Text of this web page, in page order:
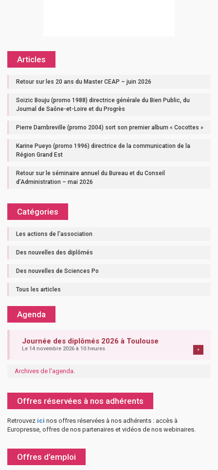
Articles
Retour sur les 20 ans du Master CEAP – juin 2026
Soizic Bouju (promo 1988) directrice générale du Bien Public, du
Journal de Saône-et-Loire et du Progrès
Pierre Dambreville (promo 2004) sort son premier album « Cocottes »
Karine Pueyo (promo 1996) directrice de la communication de la
Région Grand Est
Retour sur le séminaire annuel du Bureau et du Conseil
d’Administration – mai 2026
Catégories
Les actions de l'association
Des nouvelles des diplômés
Des nouvelles de Sciences Po
Tous les articles
Agenda
Journée des diplômés 2026 à Toulouse
Le 14 novembre 2026 à 10 heures +
Archives de l'agenda.
Offres réservées à nos adhérents
Retrouvez ici nos offres réservées à nos adhérents : accès à
Europresse, offres de nos partenaires et vidéos de nos webinaires.
Offres d’emploi